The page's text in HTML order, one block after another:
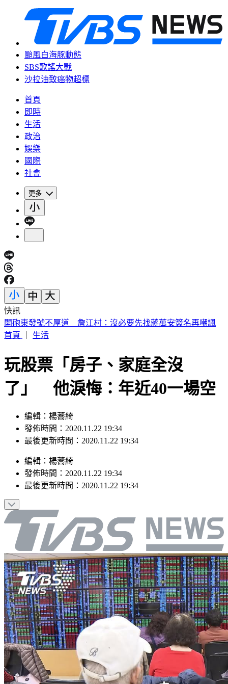
颱風白海豚動態
SBS歌謠大戰
沙拉油致癌物超標
首頁
即時
生活
政治
娛樂
國際
社會
更多
快訊
快訊／北市大安惡火奪命！婦人來不及逃 倒臥2樓門口亡
首頁
生活
玩股票「房子、家庭全沒
了」 他淚悔：年近40一場空
編輯：楊蕎綺
發佈時間：2020.11.22 19:34
最後更新時間：2020.11.22 19:34
編輯 ： 楊蕎綺
發佈時間： 2020.11.22 19:34
最後更新時間： 2020.11.22 19:34